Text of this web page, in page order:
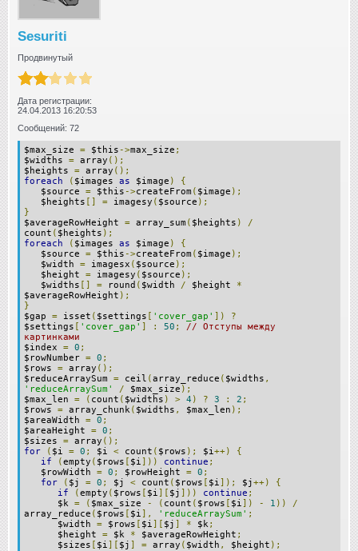
Sesuriti
Продвинутый
Дата регистрации:
24.04.2013 16:20:53
Сообщений: 72
$max_size = $this ->max_size ;
$widths = array ();
$heights = array ();
foreach
( $images as $image )
{
$source = $this ->createFrom ( $image );
$heights [] = imagesy ( $source );
}
$averageRowHeight = array_sum ( $heights )
/
count ( $heights );
foreach
( $images as $image )
{
$source = $this ->createFrom ( $image );
$width = imagesx ( $source );
$height = imagesy ( $source );
$widths [] = round ( $width / $height *
$averageRowHeight );
}
$gap = isset ( $settings [ 'cover_gap' ])
?
$settings [ 'cover_gap' ] : 50 ;
// Отступы между
картинками
$index = 0 ;
$rowNumber = 0 ;
$rows = array ();
$reduceArraySum = ceil (array_reduce ( $widths ,
'reduceArraySum'
/ $max_size );
$max_len = ( count ( $widths ) > 4 ) ? 3 : 2 ;
$rows = array_chunk( $widths , $max_len );
$areaWidth = 0 ;
$areaHeight = 0 ;
$sizes = array ();
for
( $i = 0 ; $i < count ( $rows ); $i++)
{
if
(empty ( $rows [ $i])) continue ;
$rowWidth = 0 ; $rowHeight = 0 ;
for
( $j = 0 ; $j < count ( $rows [ $i]); $j++)
{
if
(empty ( $rows [ $i][ $j ])) continue ;
$k = ( $max_size - ( count ( $rows [ $i]) - 1 ))
/
array_reduce ( $rows [ $i], 'reduceArraySum' ;
$width = $rows [ $i][ $j ] * $k;
$height = $k * $averageRowHeight ;
$sizes [ $i][ $j ] = array ( $width , $height );